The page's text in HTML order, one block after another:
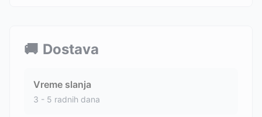
🚚 Dostava
Vreme slanja
3 - 5 radnih dana